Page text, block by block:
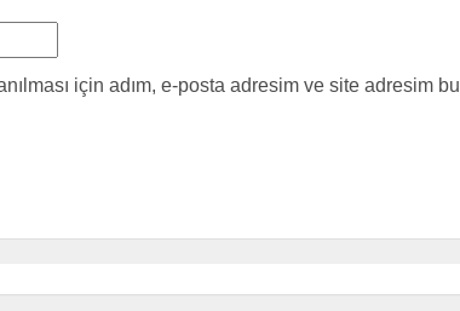
için adım, e-posta adresim ve site adresim bu